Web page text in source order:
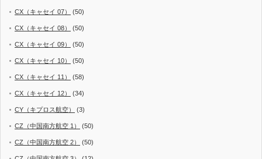
CX（キャセイ 07） (50)
CX（キャセイ 08） (50)
CX（キャセイ 09） (50)
CX（キャセイ 10） (50)
CX（キャセイ 11） (58)
CX（キャセイ 12） (34)
CY（キプロス航空） (3)
CZ（中国南方航空 1） (50)
CZ（中国南方航空 2） (50)